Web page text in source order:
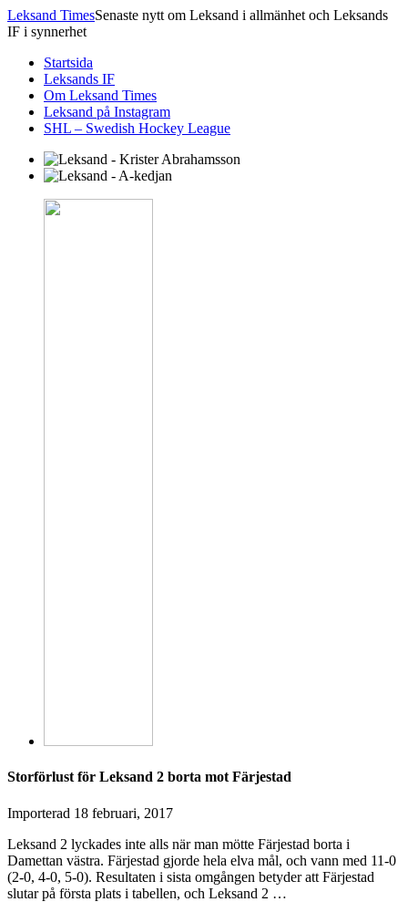
Leksand TimesSenaste nytt om Leksand i allmänhet och Leksands
IF i synnerhet
Startsida
Leksands IF
Om Leksand Times
Leksand på Instagram
SHL – Swedish Hockey League
Storförlust för Leksand 2 borta mot Färjestad
Importerad 18 februari, 2017
Leksand 2 lyckades inte alls när man mötte Färjestad borta i
Damettan västra. Färjestad gjorde hela elva mål, och vann med 11-0
(2-0, 4-0, 5-0). Resultaten i sista omgången betyder att Färjestad
slutar på första plats i tabellen, och Leksand 2 …